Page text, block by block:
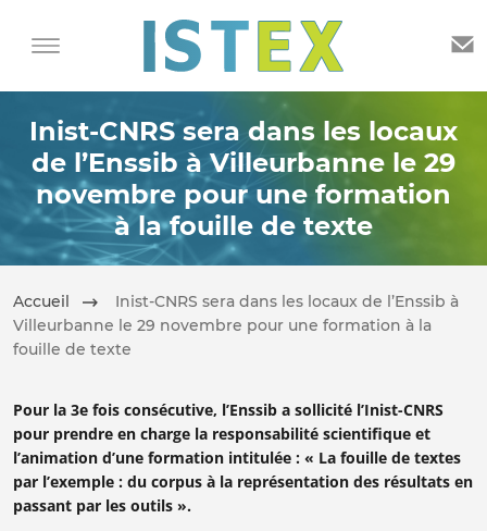
Inist-CNRS sera dans les locaux
de l’Enssib à Villeurbanne le 29
novembre pour une formation
à la fouille de texte
Accueil
Inist-CNRS sera dans les locaux de l’Enssib à
Villeurbanne le 29 novembre pour une formation à la
fouille de texte
Pour la 3e fois consécutive, l’Enssib a sollicité l’Inist-CNRS
pour prendre en charge la responsabilité scientifique et
l’animation d’une formation intitulée : « La fouille de textes
par l’exemple : du corpus à la représentation des résultats en
passant par les outils ».